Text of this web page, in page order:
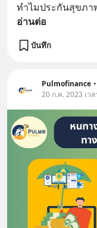
ทำไมประกันสุขภา
อ่านต่อ
บันทึก
Pulmofinance •
20 ก.ค. 2023 เว